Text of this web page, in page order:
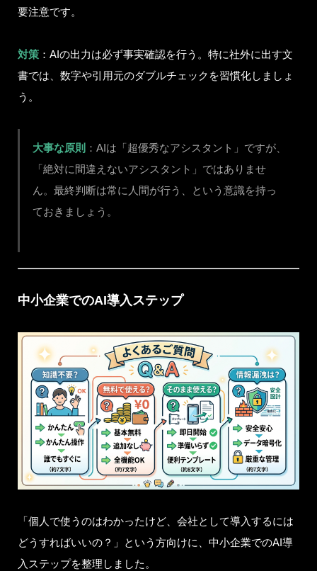
要注意です。
対策 ：AIの出力は必ず事実確認を行う。特に社外に出す文
書では、数字や引用元のダブルチェックを習慣化しましょ
う。
大事な原則 ：AIは「超優秀なアシスタント」ですが、
「絶対に間違えないアシスタント」ではありませ
ん。最終判断は常に人間が行う、という意識を持っ
ておきましょう。
中小企業でのAI導入ステップ
「個人で使うのはわかったけど、会社として導入するには
どうすればいいの？」という方向けに、中小企業でのAI導
入ステップを整理しました。